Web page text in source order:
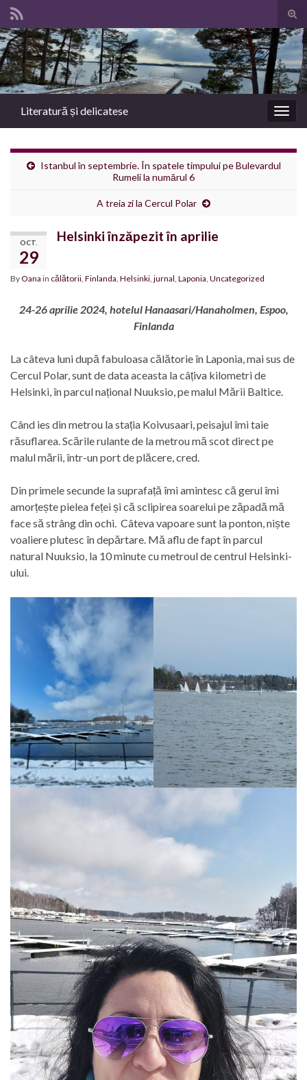
Search for:
Literatură și delicatese
Istanbul în septembrie. În spatele timpului pe Bulevardul
Rumeli la numărul 6
A treia zi la Cercul Polar
OCT.
29
Helsinki înzăpezit în aprilie
ByOana in călătorii Finlanda Helsinki jurnal Laponia Uncategorized
24-26 aprilie 2024, hotelul Hanaasari/Hanaholmen, Espoo,
Finlanda
La câteva luni după fabuloasa călătorie în Laponia, mai sus de
Cercul Polar, sunt de data aceasta la câțiva kilometri de
Helsinki, în parcul național Nuuksio, pe malul Mării Baltice.
Când ies din metrou la stația Koivusaari, peisajul îmi taie
răsuflarea. Scările rulante de la metrou mă scot direct pe
malul mării, într-un port de plăcere, cred.
Din primele secunde la suprafață îmi amintesc că gerul îmi
amorțește pielea feței și că sclipirea soarelui pe zăpadă mă
face să strâng din ochi. Câteva vapoare sunt la ponton, niște
voaliere plutesc în depărtare. Mă aflu de fapt în parcul
natural Nuuksio, la 10 minute cu metroul de centrul Helsinki-
ului.